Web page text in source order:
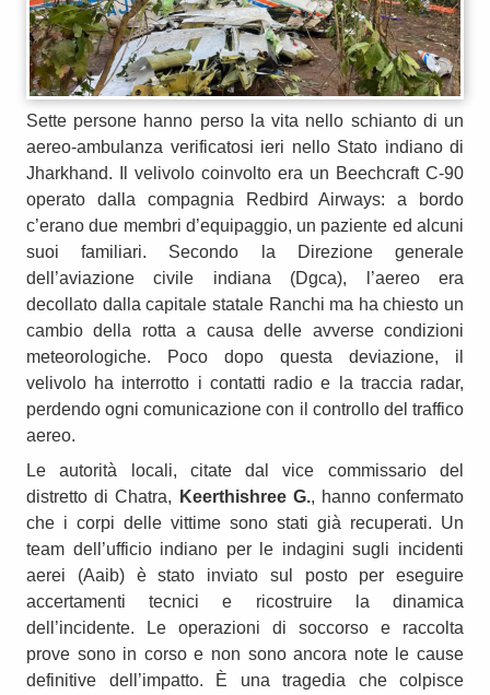
Sette persone hanno perso la vita nello schianto di un
aereo-ambulanza verificatosi ieri nello Stato indiano di
Jharkhand. Il velivolo coinvolto era un Beechcraft C-90
operato dalla compagnia Redbird Airways: a bordo
c’erano due membri d’equipaggio, un paziente ed alcuni
suoi familiari. Secondo la Direzione generale
dell’aviazione civile indiana (Dgca), l’aereo era
decollato dalla capitale statale Ranchi ma ha chiesto un
cambio della rotta a causa delle avverse condizioni
meteorologiche. Poco dopo questa deviazione, il
velivolo ha interrotto i contatti radio e la traccia radar,
perdendo ogni comunicazione con il controllo del traffico
aereo.
Le autorità locali, citate dal vice commissario del
distretto di Chatra,
Keerthishree G., hanno confermato
che i corpi delle vittime sono stati già recuperati. Un
team dell’ufficio indiano per le indagini sugli incidenti
aerei (Aaib) è stato inviato sul posto per eseguire
accertamenti tecnici e ricostruire la dinamica
dell’incidente. Le operazioni di soccorso e raccolta
prove sono in corso e non sono ancora note le cause
definitive dell’impatto. È una tragedia che colpisce